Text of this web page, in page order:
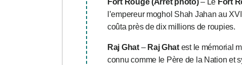
Fort Rouge (Arrêt photo)– Le Fort
l’empereur moghol Shah Jahan au
coûta près de dix millions de roupies.
Raj Ghat– Raj Ghatest le mémorial
connu comme le Père de la Nation et